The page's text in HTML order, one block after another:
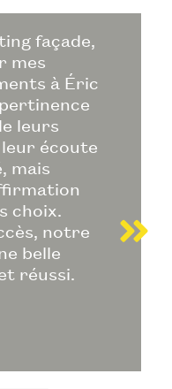
façade,
mes
à Éric
leurs
écoute
mais
choix.
notre
belle
réussi.